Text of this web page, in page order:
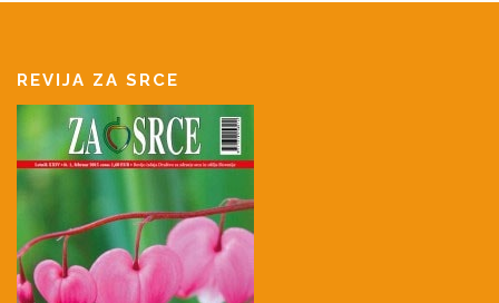
REVIJA ZA SRCE